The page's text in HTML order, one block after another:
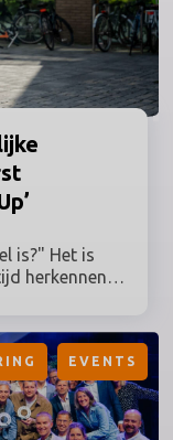
is?" Het is
herkennen,
nog
beeld van
zomer op in
met The Big
binnen de
EVENTS